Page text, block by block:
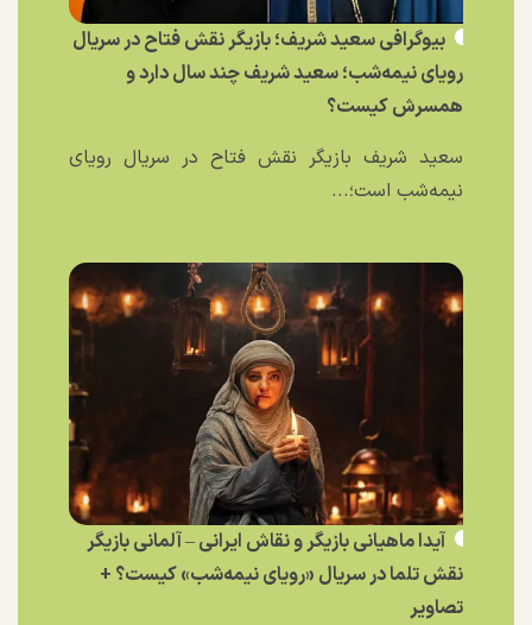
بیوگرافی سعید شریف؛ بازیگر نقش فتاح در سریال
رویای نیمه‌شب؛ سعید شریف چند سال دارد و
همسرش کیست؟
سعید شریف بازیگر نقش فتاح در سریال رویای
نیمه‌شب است؛...
آیدا ماهیانی بازیگر و نقاش ایرانی – آلمانی بازیگر
نقش تلما در سریال «رویای نیمه‌شب» کیست؟ +
تصاویر